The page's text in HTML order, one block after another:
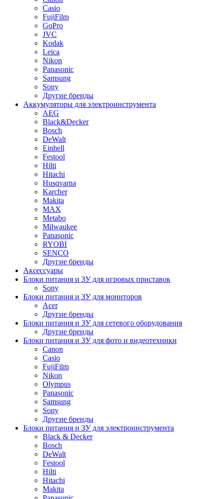
Casio
FujiFilm
GoPro
JVC
Kodak
Leica
Nikon
Panasonic
Samsung
Sony
Другие бренды
Аккумуляторы для электроинструмента
AEG
Black&Decker
Bosch
DeWalt
Einhell
Festool
Hilti
Hitachi
Husqvarna
Karcher
Makita
MAX
Metabo
Milwaukee
Panasonic
RYOBI
SENCO
Другие бренды
Аксессуары
Блоки питания и ЗУ для игровых приставок
Sony
Блоки питания и ЗУ для мониторов
Acer
Другие бренды
Блоки питания и ЗУ для сетевого оборудования
Другие бренды
Блоки питания и ЗУ для фото и видеотехники
Canon
Casio
FujiFilm
Nikon
Olympus
Panasonic
Samsung
Sony
Другие бренды
Блоки питания и ЗУ для электроинструмента
Black & Decker
Bosch
DeWalt
Festool
Hilti
Hitachi
Makita